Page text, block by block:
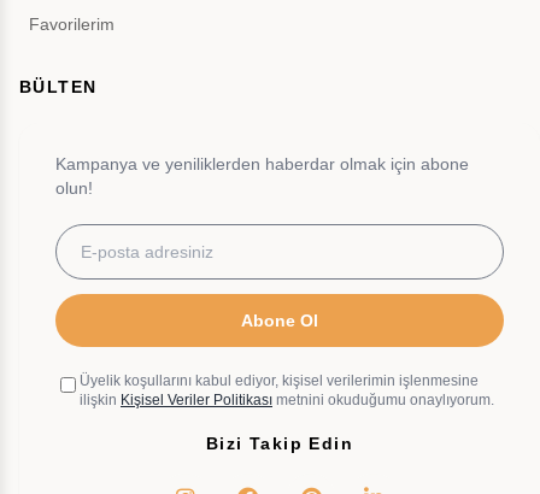
Favorilerim
BÜLTEN
Kampanya ve yeniliklerden haberdar olmak için abone
olun!
Abone Ol
Üyelik koşullarını kabul ediyor, kişisel verilerimin işlenmesine
ilişkin Kişisel Veriler Politikası metnini okuduğumu onaylıyorum.
Bizi Takip Edin